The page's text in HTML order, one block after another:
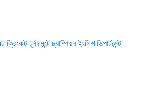
ক্রিকেট টুর্নামেন্টে চ্যাম্পিয়ন ইংলিশ ডিপার্টমেন্ট